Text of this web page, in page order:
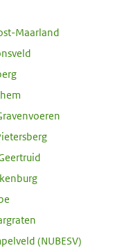
Maarland
(NUBESV)